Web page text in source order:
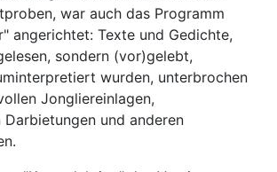
war auch das Programm
angerichtet: Texte und Gedichte,
sondern (vor)gelebt,
wurden, unterbrochen
Jongliereinlagen,
Darbietungen und anderen